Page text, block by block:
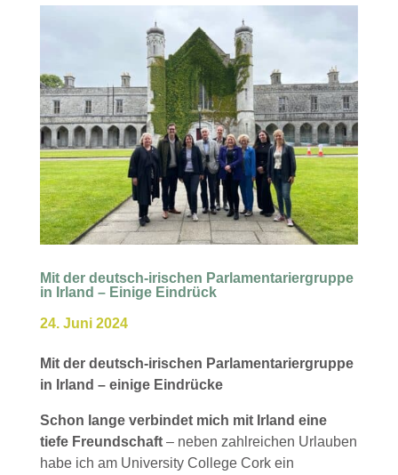
Mit der deutsch-irischen Parlamentariergruppe
in Irland – Einige Eindrück
24. Juni 2024
Mit der deutsch-irischen Parlamentariergruppe
in Irland – einige Eindrücke
Schon lange verbindet mich mit Irland eine
tiefe Freundschaft– neben zahlreichen Urlauben
habe ich am University College Cork ein